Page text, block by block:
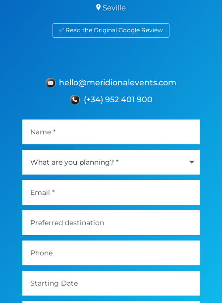
Seville
✅ Read the Original Google Review